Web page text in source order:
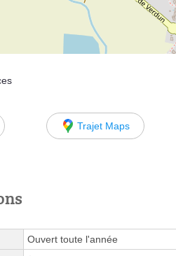
Trajet Maps
Ouvert toute l'année